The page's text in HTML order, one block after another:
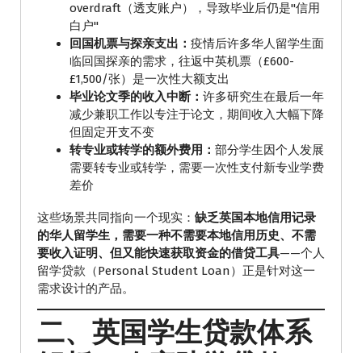
overdraft（透支账户），导致毕业后仍是"信用
白户"
回国机票与探亲支出： 疫情后许多华人留学生面
临回国探亲的需求，往返中英机票（£600-
£1,500/张）是一次性大额支出
毕业论文季的收入中断： 许多研究生在最后一年
减少兼职工作以专注于论文，期间收入大幅下降
但固定开支不变
转专业或转学的额外费用： 部分学生因个人发展
需要转专业或转学，需要一次性支付新专业学费
差价
这些场景共同指向一个现实： 缺乏英国本地信用记录
的华人留学生，需要一种不需要本地信用历史、不需
要收入证明、但又能快速获取资金的借贷工具——个人
留学贷款（Personal Student Loan）正是针对这一
需求设计的产品。
二、英国学生贷款体系